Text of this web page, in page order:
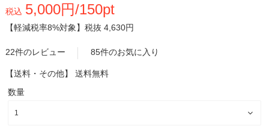
税込 5,000円/150pt
【軽減税率8%対象】 税抜 4,630円
22件のレビュー 85件のお気に入り
【送料・その他】 送料無料
数量